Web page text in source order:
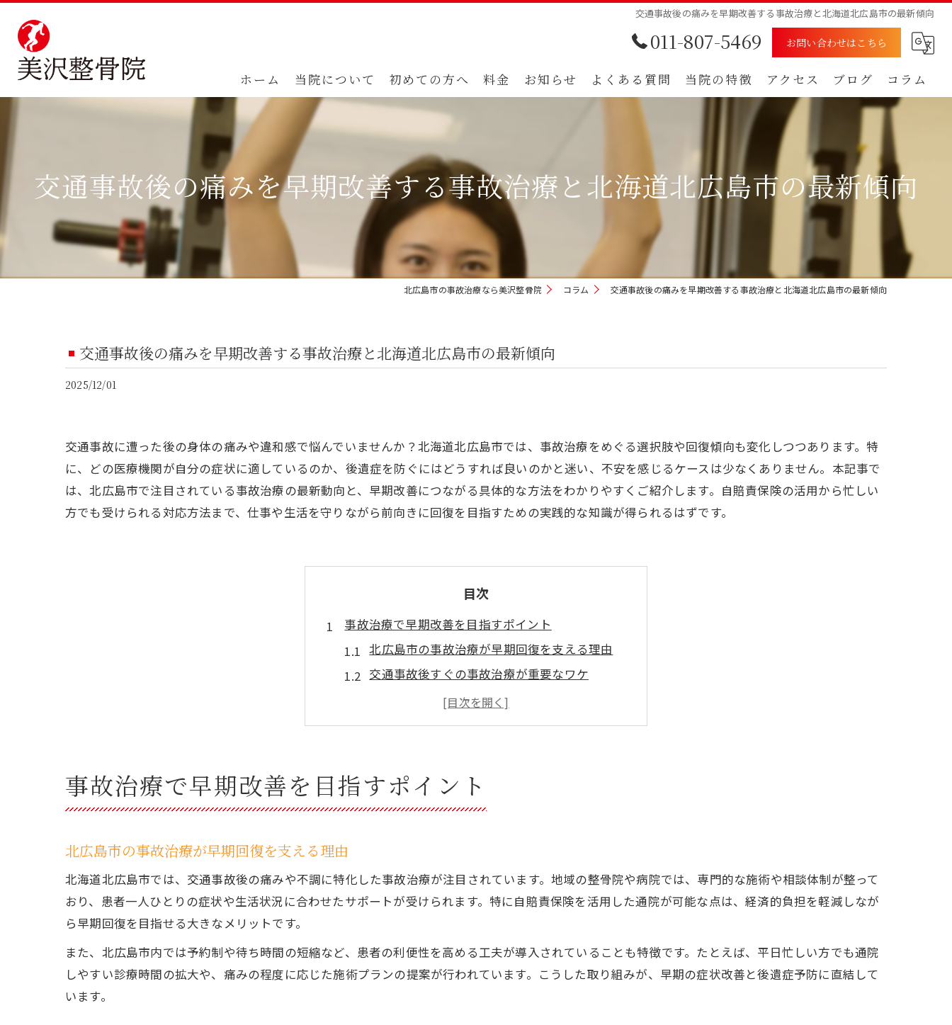
交通事故後の痛みを早期改善する事故治療と北海道北広島市の最新傾向
011-807-5469 お問い合わせはこちら
ホーム 当院について 初めての方へ 料金 お知らせ よくある質問 当院の特徴
肩
アクセス
漫画特集
ブログ コラム
交通事故後の痛みを早期改善する事故治療と北海道北広島市の最新傾向
北広島市の事故治療なら美沢整骨院 コラム 交通事故後の痛みを早期改善する事故治療と北海道北広島市の最新傾向
交通事故後の痛みを早期改善する事故治療と北海道北広島市の最新傾向
2025/12/01
交通事故に遭った後の身体の痛みや違和感で悩んでいませんか？北海道北広島市では、事故治療をめぐる選択肢や回復傾向も変化しつつあります。特
に、どの医療機関が自分の症状に適しているのか、後遺症を防ぐにはどうすれば良いのかと迷い、不安を感じるケースは少なくありません。本記事で
は、北広島市で注目されている事故治療の最新動向と、早期改善につながる具体的な方法をわかりやすくご紹介します。自賠責保険の活用から忙しい
方でも受けられる対応方法まで、仕事や生活を守りながら前向きに回復を目指すための実践的な知識が得られるはずです。
目次
事故治療で早期改善を目指すポイント
北広島市の事故治療が早期回復を支える理由
交通事故後すぐの事故治療が重要なワケ
事故治療で痛みを残さないための初期対応
事故治療における最新技術と回復のコツ
交通事故後の痛み対策は何が必要か
事故治療で痛みを和らげる具体的な方法
事故治療でむち打ちや腰痛に対応するには
事故治療を受ける前に準備すべきこと
北広島市で注目される事故治療の最新動向
事故治療ができる医療機関の選び方ガイド
事故治療で早期改善を目指すポイント
北広島市の事故治療が早期回復を支える理由
北海道北広島市では、交通事故後の痛みや不調に特化した事故治療が注目されています。地域の整骨院や病院では、専門的な施術や相談体制が整って
おり、患者一人ひとりの症状や生活状況に合わせたサポートが受けられます。特に自賠責保険を活用した通院が可能な点は、経済的負担を軽減しなが
ら早期回復を目指せる大きなメリットです。
また、北広島市内では予約制や待ち時間の短縮など、患者の利便性を高める工夫が導入されていることも特徴です。たとえば、平日忙しい方でも通院
しやすい診療時間の拡大や、痛みの程度に応じた施術プランの提案が行われています。こうした取り組みが、早期の症状改善と後遺症予防に直結して
います。